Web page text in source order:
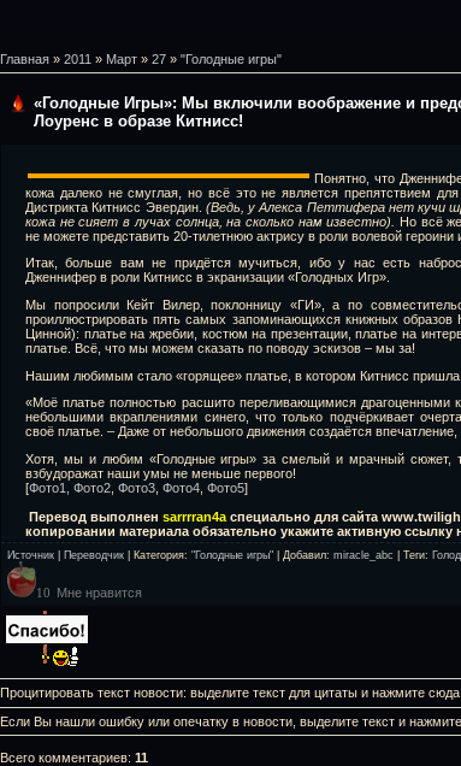
Главная » 2011 » Март » 27 » "Голодные игры"
«Голодные Игры»: Мы включили воображение и
Лоуренс в образе Китнисс!
Понятно, что
кожа далеко не смуглая, но всё это не является препятствием
Дистрикта Китнисс Эвердин. (Ведь, у Алекса Петтифера нет кучи
кожа не сияет в лучах солнца, на сколько нам известно).
Но всё
не можете представить 20-тилетнюю актрису в роли волевой героини
Итак, больше вам не придётся мучиться, ибо у нас есть
Дженнифер в роли Китнисс в экранизации «Голодных Игр».
Мы попросили Кейт Вилер, поклонницу «ГИ», а по
проиллюстрировать пять самых запоминающихся книжных образов
Цинной): платье на жребии, костюм на презентации, платье на
платье. Всё, что мы можем сказать по поводу эскизов – мы за!
Нашим любимым стало «горящее» платье, в котором Китнисс
«Моё платье полностью расшито переливающимися
небольшими вкраплениями синего, что только подчёркивает
своё платье. – Даже от небольшого движения создаётся
Хотя, мы и любим «Голодные игры» за смелый и мрачный сюжет,
взбудоражат наши умы не меньше первого!
[Фото1, Фото2 Фото3 Фото4 Фото5]
Перевод выполнен sarrrran4a специально для сайта
копировании материала обязательно укажите активную ссылку
Источник Переводчик Категория: "Голодные игры" Добавил: miracle_abc Теги:
10 Мне нравится
Процитировать текст новости: выделите текст для цитаты и нажмите сюда:
Если Вы нашли ошибку или опечатку в новости, выделите текст и нажмите
Всего комментариев: 11